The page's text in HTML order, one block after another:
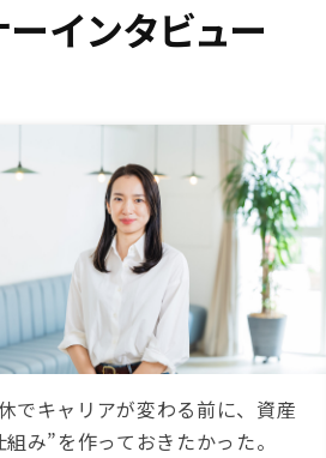
インタビュー
でキャリアが変わる前に、資産
み”を作っておきたかった。